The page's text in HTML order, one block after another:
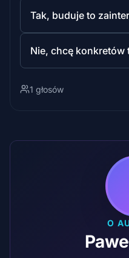
Tak, buduje to
Nie, chcę konkretów
1 głosów
O